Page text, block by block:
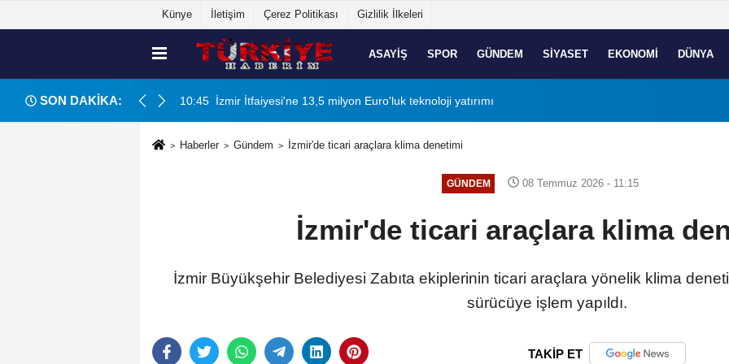
Künye İletişim Çerez Politikası Gizlilik İlkeleri
ASAYIŞ SPOR GÜNDEM SIYASET EKONOMI DÜNYA
SON DAKİKA: 10:45 İzmir İtfaiyesi'ne 13,5 milyon Euro'luk teknoloji yatırımı İzmir Yurttaş
Haberler Gündem İzmir'de ticari araçlara klima denetimi
GÜNDEM 08 Temmuz 2026 - 11:15
İzmir'de ticari araçlara klima
İzmir Büyükşehir Belediyesi Zabıta ekiplerinin ticari araçlara yönelik klima
sürücüye işlem yapıldı.
TAKİP ET